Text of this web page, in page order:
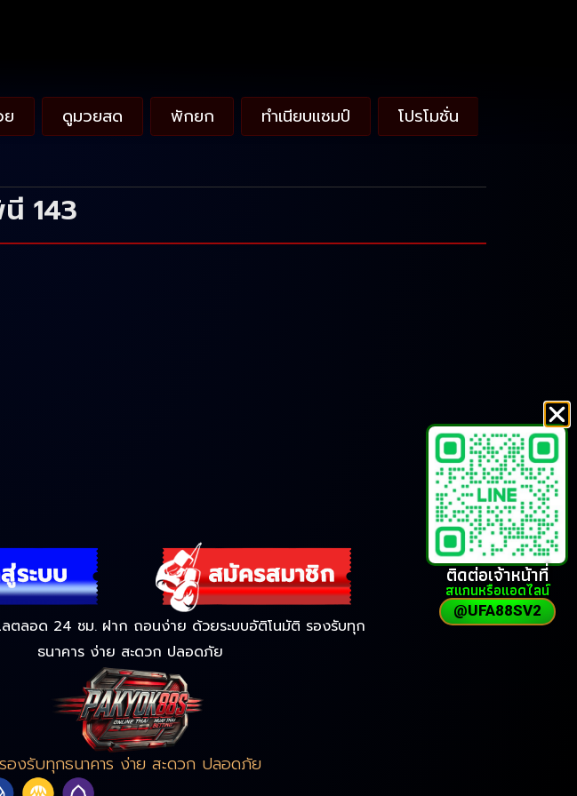
ย ดูมวยสด พักยก ทำเนียบแชมป์ โปรโมชั่น
143
ลตลอด 24 ชม. ฝาก ถอนง่าย ด้วยระบบอัติโนมัติ รองรับทุก
ธนาคาร ง่าย สะดวก ปลอดภัย
รองรับทุกธนาคาร ง่าย สะดวก ปลอดภัย
ติดต่อเจ้าหน้าที่
สแกนหรือแอดไลน์
@UFA88SV2